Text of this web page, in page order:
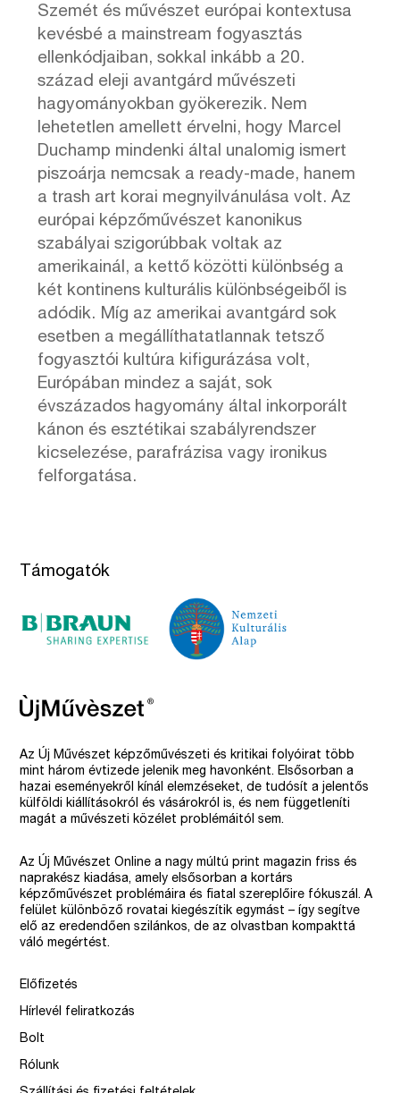
Szemét és művészet európai kontextusa
kevésbé a mainstream fogyasztás
ellenkódjaiban, sokkal inkább a 20.
század eleji avantgárd művészeti
hagyományokban gyökerezik. Nem
lehetetlen amellett érvelni, hogy Marcel
Duchamp mindenki által unalomig ismert
piszoárja nemcsak a ready-made, hanem
a trash art korai megnyilvánulása volt. Az
európai képzőművészet kanonikus
szabályai szigorúbbak voltak az
amerikainál, a kettő közötti különbség a
két kontinens kulturális különbségeiből is
adódik. Míg az amerikai avantgárd sok
esetben a megállíthatatlannak tetsző
fogyasztói kultúra kifigurázása volt,
Európában mindez a saját, sok
évszázados hagyomány által inkorporált
kánon és esztétikai szabályrendszer
kicselezése, parafrázisa vagy ironikus
felforgatása.
Támogatók
Az Új Művészet képzőművészeti és kritikai folyóirat több
mint három évtizede jelenik meg havonként. Elsősorban a
hazai eseményekről kínál elemzéseket, de tudósít a jelentős
külföldi kiállításokról és vásárokról is, és nem függetleníti
magát a művészeti közélet problémáitól sem.
Az Új Művészet Online a nagy múltú print magazin friss és
naprakész kiadása, amely elsősorban a kortárs
képzőművészet problémáira és fiatal szereplőire fókuszál. A
felület különböző rovatai kiegészítik egymást – így segítve
elő az eredendően szilánkos, de az olvastban kompakttá
váló megértést.
Előfizetés
Hírlevél feliratkozás
Bolt
Rólunk